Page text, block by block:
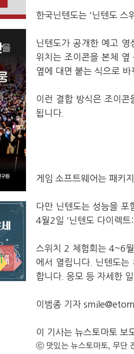
한국닌텐도는 '닌텐도 스
닌텐도가 공개한 예고
위치는 조이콘을 본체 옆
옆에 대면 붙는 식으로 바
이런 결합 방식은 조이
됩니다.
게임 소프트웨어는 패키
다만 닌텐도는 성능을 포
4월2일 '닌텐도 다이렉트
스위치 2 체험회는 4~6
에서 열립니다. 닌텐도는
합니다. 응모 등 자세한
이범종 기자
이 기사는 뉴스토마토 보
ⓒ 맛있는 뉴스토마토, 무단